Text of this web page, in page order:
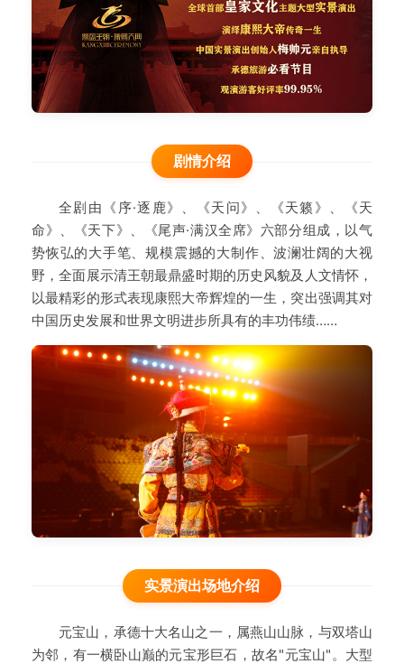
剧情介绍
全剧由《序·逐鹿》、《天问》、《天籁》、《天
命》、《天下》、《尾声·满汉全席》六部分组成，以气
势恢弘的大手笔、规模震撼的大制作、波澜壮阔的大视
野，全面展示清王朝最鼎盛时期的历史风貌及人文情怀，
以最精彩的形式表现康熙大帝辉煌的一生，突出强调其对
中国历史发展和世界文明进步所具有的丰功伟绩……
实景演出场地介绍
元宝山，承德十大名山之一，属燕山山脉，与双塔山
为邻，有一横卧山巅的元宝形巨石，故名"元宝山"。大型